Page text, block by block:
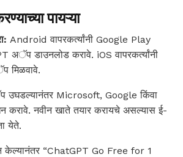
पायऱ्या
Android वापरकर्त्यांनी Google Play
डाउनलोड करावे. iOS वापरकर्त्यांनी
Microsoft, Google किंवा
करावे. नवीन खाते तयार करायचे असल्यास ई-
येते.
केल्यानंतर “ChatGPT Go Free for 1